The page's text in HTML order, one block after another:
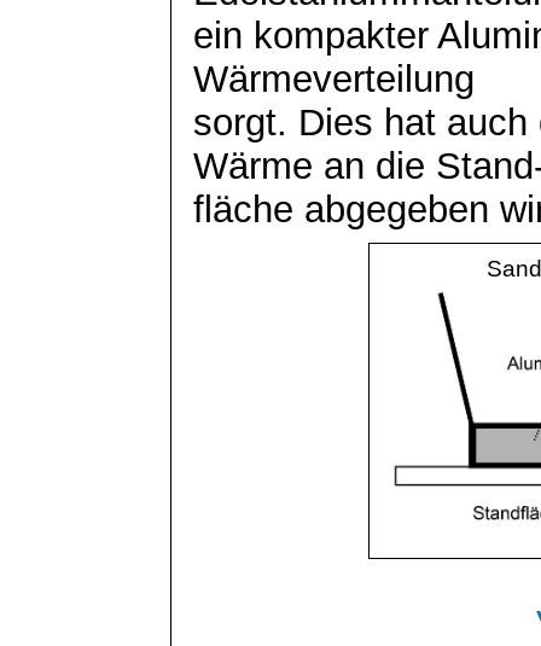
ein kompakter
Wärmeverteilung
sorgt. Dies hat
Wärme an die
fläche abgegeben